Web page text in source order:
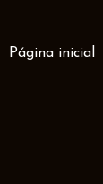
Página inicial